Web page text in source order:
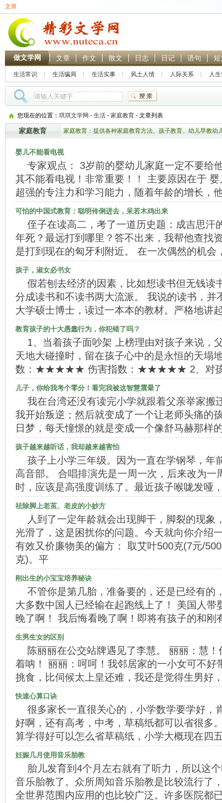
文章
做文学网 文章 作文 散文 日志 日记 语句 短
生活常识 生活骗局 生活实事 风土人情 人际关系 人
热门搜索：
您现在的位置： 琪琪文学网 - 生活 - 家庭教育 - 文章列表
家庭教育 家庭教育：提供各种家庭教育方法、孩子教育、幼儿早教
婴儿不能看电视
专家观点： 3岁前的婴幼儿家庭一定不要给
其不能看电视！非常重要！！ 主要原因在于
超强的专注力和学习能力，随着年龄的增长，
可怕的中国式教育：聪明伶俐进去，呆若木鸡出来
侄子在读高二，考了一道历史题：成吉思汗
年死？最远打到哪里？答不出来，我帮他查找
是打到现在的匈牙利附近。 在一次偶然的机会
孩子，淑女必书女
假若刨去经济的因素，比如想读书但无钱读
分成读书和不读书两大流派。 我说的读书，并
大学硕士博士，读过一本本的教材。严格地讲
教育孩子的十大愚蠢行为，你犯错了吗？
1、当着孩子面吵架 上榜理由对孩子来说，
天地大碰撞时，留在孩子心中的是永恒的天塌
数：★★★★★ 伤害指数：★★★★★ 2、对孩
儿子，你给我考个零分！看完我被这智慧震晕了
我在台湾还没有读完小学就跟着父亲举家搬
我开始叛逆；然后就变成了一个让老师头痛的
日梦，每天憧憬的就是变成一个像舒马赫那样
孩子越来越听话，我却越来越害怕
孩子上小学三年级。因为一直在学钢琴，年
高音部。 合唱排演先是一周一次，后来改为一
时，应该是高强度训练了。最近孩子喉咙发哑
祛除脚上老茧、老皮的小妙方
人到了一定年龄就会出现脚干，脚裂的现象
光滑了，这是困扰你的问题。今天就向你介绍
有效又价廉物美的偏方： 取艾叶500克(7元/
克)。平
刚出生的小宝宝培养秘诀
不管你是第几胎，准备要的，还是已经有的
大多数中国人已经输在起跑线上了！ 美国人带
晚了啊！ 我后悔看晚了啊！即将有孩子的和刚
生男生女的区别
陈丽丽在公交站牌遇见了李慧。 丽丽：慧
着呐！ 丽丽：呵呵！我邻居家的一小女可不好
挑食，比伺候太上皇还难，我还是觉得生男好
快速心算口诀
很多家长一直很关心的，小学数学要学好，
好啊，还有高考，中考，草稿纸都可以省很多
算学得好可以怎么省草稿纸，小学大概现在四
妊娠几月使用音乐胎教
胎儿发育到4个月左右就有了听力，所以这
音乐胎教了。众所周知音乐胎教是比较流行了
全世界范围内应用的也比较广泛。许多医院都